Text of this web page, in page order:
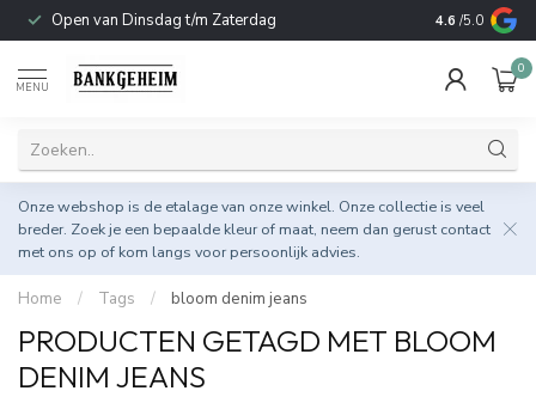
Open van Dinsdag t/m Zaterdag Duurzame &
4.6 /5.0
MENU
0
Onze webshop is de etalage van onze winkel. Onze collectie is veel
breder. Zoek je een bepaalde kleur of maat, neem dan gerust contact
met ons op of kom langs voor persoonlijk advies.
Home / Tags / bloom denim jeans
PRODUCTEN GETAGD MET BLOOM
DENIM JEANS